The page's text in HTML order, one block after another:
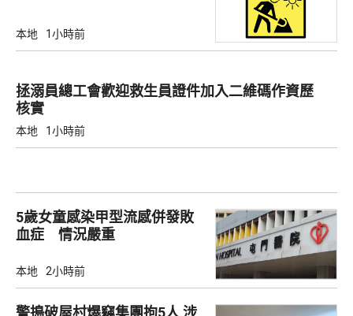
本地 1小時前
拯溺員總工會歡迎救生員證件加入二維碼作資歷
核實
本地 1小時前
5歲女童感染甲型流感併發敗
血症 情況嚴重
本地 2小時前
警搗破屋村爆竊集團拘5人 涉